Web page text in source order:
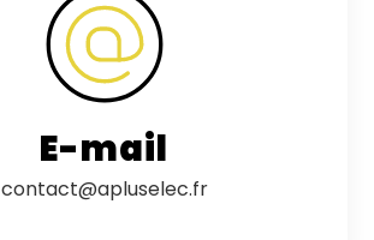
E-mail
contact@apluselec.fr